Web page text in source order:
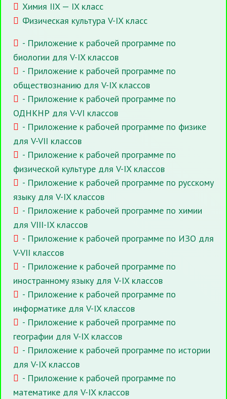
Химия IIX — IX класс
Физическая культура V-IX класс
- Приложение к рабочей программе по
биологии для V-IX классов
- Приложение к рабочей программе по
обществознанию для V-IX классов
- Приложение к рабочей программе по
ОДНКНР для V-VI классов
- Приложение к рабочей программе по физике
для V-VII классов
- Приложение к рабочей программе по
физической культуре для V-IX классов
- Приложение к рабочей программе по русскому
языку для V-IX классов
- Приложение к рабочей программе по химии
для VIII-IX классов
- Приложение к рабочей программе по ИЗО для
V-VII классов
- Приложение к рабочей программе по
иностранному языку для V-IX классов
- Приложение к рабочей программе по
информатике для V-IX классов
- Приложение к рабочей программе по
географии для V-IX классов
- Приложение к рабочей программе по истории
для V-IX классов
- Приложение к рабочей программе по
математике для V-IX классов